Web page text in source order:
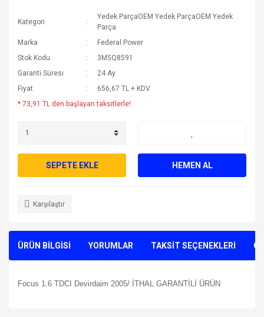
Kategori
Yedek ParçaOEM Yedek ParçaOEM Yedek
Parça
Marka
Federal Power
Stok Kodu
3M5Q8591
Garanti Süresi
24 Ay
Fiyat
656,67 TL + KDV
* 73,91 TL den başlayan taksitlerle!
SEPETE EKLE HEMEN AL
Karşılaştır
ÜRÜN BİLGİSİ YORUMLAR TAKSİT SEÇENEKLERİ
Focus 1.6 TDCI Devirdaim 2005/ İTHAL GARANTİLİ ÜRÜN